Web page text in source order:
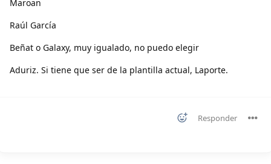
Maroan
Raúl García
Beñat o Galaxy, muy igualado, no puedo elegir
Aduriz. Si tiene que ser de la plantilla actual, Laporte.
Responder